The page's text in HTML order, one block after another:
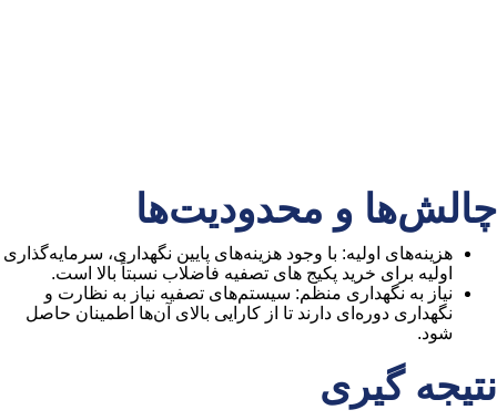
چالش‌ها و محدودیت‌ها
هزینه‌های اولیه: با وجود هزینه‌های پایین نگهداری، سرمایه‌گذاری
اولیه برای خرید پکیج ‌های تصفیه فاضلاب نسبتاً بالا است.
نیاز به نگهداری منظم: سیستم‌های تصفیه نیاز به نظارت و
نگهداری دوره‌ای دارند تا از کارایی بالای آن‌ها اطمینان حاصل
شود.
نتیجه‌ گیری